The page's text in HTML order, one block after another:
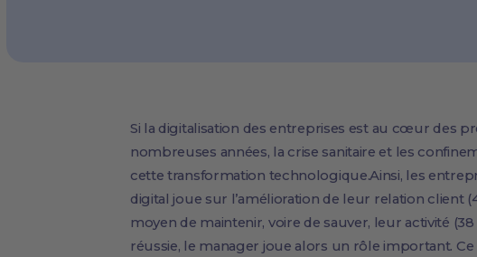
Si la digitalisation des entreprises est au cœur des
nombreuses années, la crise sanitaire et les
cette transformation technologique.Ainsi, les
digital joue sur l’amélioration de leur relation client
moyen de maintenir, voire de sauver, leur activité
réussie, le manager joue alors un rôle important.